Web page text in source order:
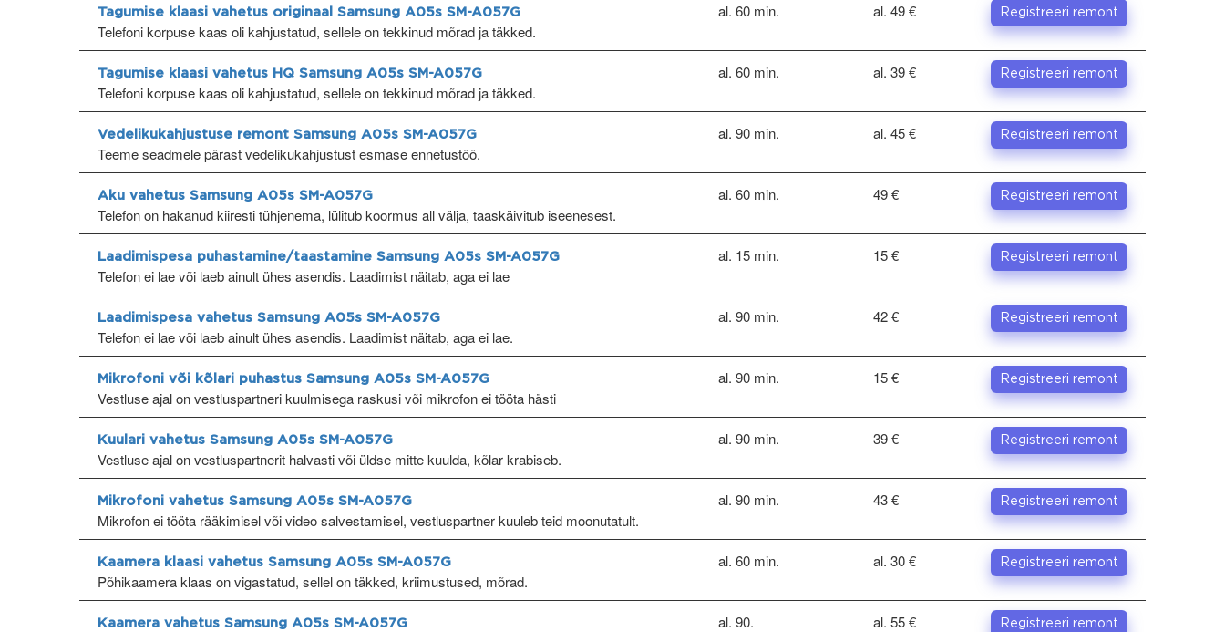
Tagumise klaasi vahetus originaal Samsung A05s SM-A057G
Telefoni korpuse kaas oli kahjustatud, sellele on tekkinud mõrad ja täkked.
al. 60 min. al. 49 € Registreeri remont
Tagumise klaasi vahetus HQ Samsung A05s SM-A057G
Telefoni korpuse kaas oli kahjustatud, sellele on tekkinud mõrad ja täkked.
al. 60 min. al. 39 € Registreeri remont
Vedelikukahjustuse remont Samsung A05s SM-A057G
Teeme seadmele pärast vedelikukahjustust esmase ennetustöö.
al. 90 min. al. 45 € Registreeri remont
Aku vahetus Samsung A05s SM-A057G
Telefon on hakanud kiiresti tühjenema, lülitub koormus all välja, taaskäivitub iseenesest.
al. 60 min. 49 € Registreeri remont
Laadimispesa puhastamine/taastamine Samsung A05s SM-A057G
Telefon ei lae või laeb ainult ühes asendis. Laadimist näitab, aga ei lae
al. 15 min. 15 € Registreeri remont
Laadimispesa vahetus Samsung A05s SM-A057G
Telefon ei lae või laeb ainult ühes asendis. Laadimist näitab, aga ei lae.
al. 90 min. 42 € Registreeri remont
Mikrofoni või kõlari puhastus Samsung A05s SM-A057G
Vestluse ajal on vestluspartneri kuulmisega raskusi või mikrofon ei tööta hästi
al. 90 min. 15 € Registreeri remont
Kuulari vahetus Samsung A05s SM-A057G
Vestluse ajal on vestluspartnerit halvasti või üldse mitte kuulda, kõlar krabiseb.
al. 90 min. 39 € Registreeri remont
Mikrofoni vahetus Samsung A05s SM-A057G
Mikrofon ei tööta rääkimisel või video salvestamisel, vestluspartner kuuleb teid moonutatult.
al. 90 min. 43 € Registreeri remont
Kaamera klaasi vahetus Samsung A05s SM-A057G
Põhikaamera klaas on vigastatud, sellel on täkked, kriimustused, mõrad.
al. 60 min. al. 30 € Registreeri remont
Kaamera vahetus Samsung A05s SM-A057G al. 90. al. 55 € Registreeri remont